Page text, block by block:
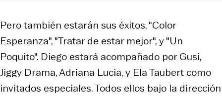
Pero también estarán sus éxitos, "Color
Esperanza", "Tratar de estar mejor", y "Un
Poquito". Diego estará acompañado por Gusi,
Jiggy Drama, Adriana Lucia, y Ela Taubert como
invitados especiales. Todos ellos bajo la dirección